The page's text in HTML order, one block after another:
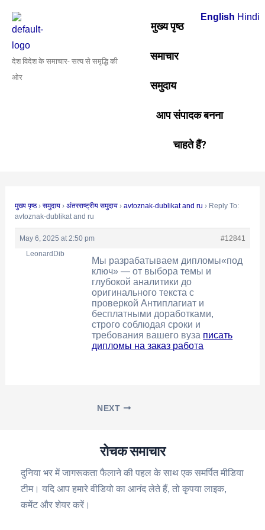
content
देश विदेश के समाचार- सत्य से समृद्धि की
ओर
मुख्य पृष्ठ
समाचार
समुदाय
आप संपादक बनना
चाहते हैं?
मुख्य पृष्ठ › समुदाय › अंतरराष्ट्रीय समुदाय › avtoznak-dublikat and ru › Reply To:
avtoznak-dublikat and ru
May 6, 2025 at 2:50 pm
#12841
LeonardDib
Мы разрабатываем дипломы«под
ключ» — от выбора темы и
глубокой аналитики до
оригинального текста с
проверкой Антиплагиат и
бесплатными доработками,
строго соблюдая сроки и
требования вашего вуза писать
дипломы на заказ работа
navigation
NEXT
रोचक समाचार
दुनिया भर में जागरूकता फैलाने की पहल के साथ एक समर्पित मीडिया
टीम। यदि आप हमारे वीडियो का आनंद लेते हैं, तो कृपया लाइक,
कमेंट और शेयर करें।
English Hindi